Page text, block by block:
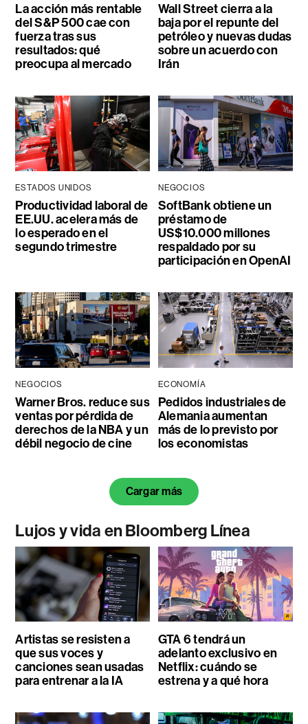
La acción más rentable
del S&P 500 cae con
fuerza tras sus
resultados: qué
preocupa al mercado
Wall Street cierra a la
baja por el repunte del
petróleo y nuevas dudas
sobre un acuerdo con
Irán
ESTADOS UNIDOS
Productividad laboral de
EE.UU. acelera más de
lo esperado en el
segundo trimestre
NEGOCIOS
SoftBank obtiene un
préstamo de
US$10.000 millones
respaldado por su
participación en OpenAI
NEGOCIOS
Warner Bros. reduce sus
ventas por pérdida de
derechos de la NBA y un
débil negocio de cine
ECONOMÍA
Pedidos industriales de
Alemania aumentan
más de lo previsto por
los economistas
Cargar más
Lujos y vida en Bloomberg Línea
Artistas se resisten a
que sus voces y
canciones sean usadas
para entrenar a la IA
GTA 6 tendrá un
adelanto exclusivo en
Netflix: cuándo se
estrena y a qué hora